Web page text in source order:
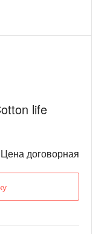
life
Цена договорная